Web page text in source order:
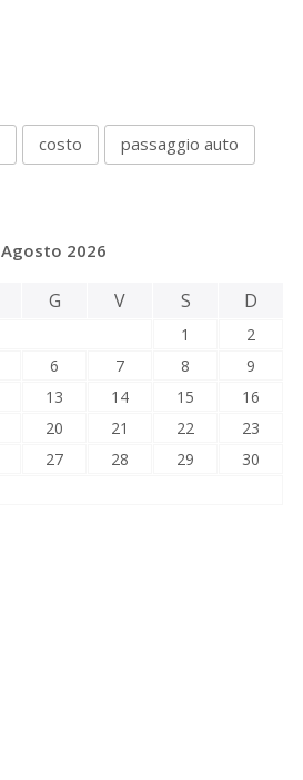
costo passaggio auto
Agosto 2026
G V S D
1
2
6 7 8
9
13 14 15
16
20 21 22
23
27 28 29
30